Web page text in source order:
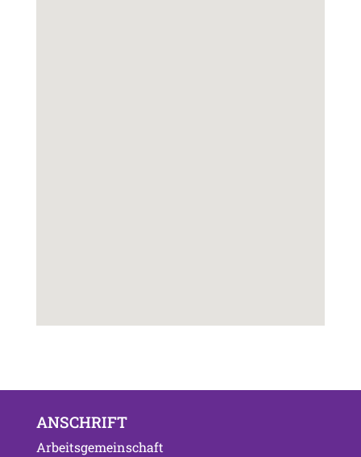
ANSCHRIFT
Arbeitsgemeinschaft